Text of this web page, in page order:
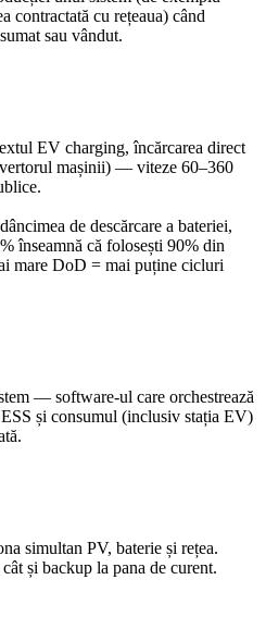
contractată cu rețeaua) când
sau vândut.
EV charging, încărcarea direct
mașinii) — viteze 60–360
de descărcare a bateriei,
înseamnă că folosești 90% din
mare DoD = mai puține cicluri
— software-ul care orchestrează
și consumul (inclusiv stația EV)
simultan PV, baterie și rețea.
și backup la pana de curent.